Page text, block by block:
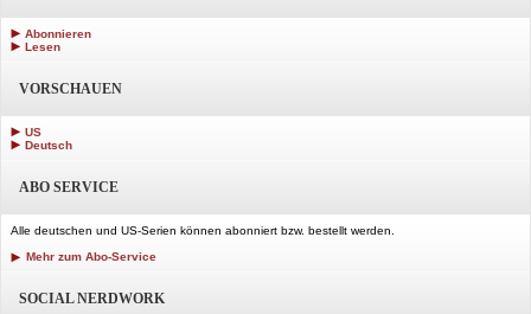
Abonnieren
Lesen
VORSCHAUEN
US
Deutsch
ABO SERVICE
Alle deutschen und US-Serien können abonniert bzw. bestellt werden.
Mehr zum Abo-Service
SOCIAL NERDWORK